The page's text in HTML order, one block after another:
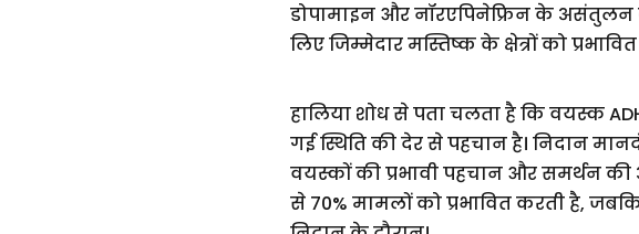
डोपामाइन और नॉरएपिनेफ्रिन के
लिए जिम्मेदार मस्तिष्क के क्षेत्रों को
हालिया शोध से पता चलता है कि वयस्क
गई स्थिति की देर से पहचान है। निदान
वयस्कों की प्रभावी पहचान और समर्थन
से 70% मामलों को प्रभावित करती है,